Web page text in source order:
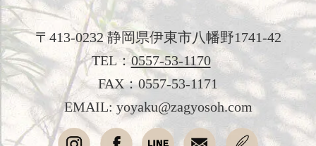
〒413-0232 静岡県伊東市八幡野1741-42
TEL：0557-53-1170
FAX：0557-53-1171
EMAIL: yoyaku@zagyosoh.com